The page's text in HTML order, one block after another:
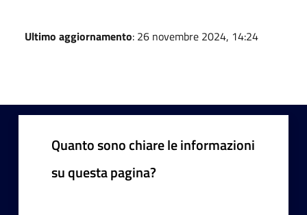
Ultimo aggiornamento: 26 novembre 2024, 14:24
Quanto sono chiare le informazioni
su questa pagina?